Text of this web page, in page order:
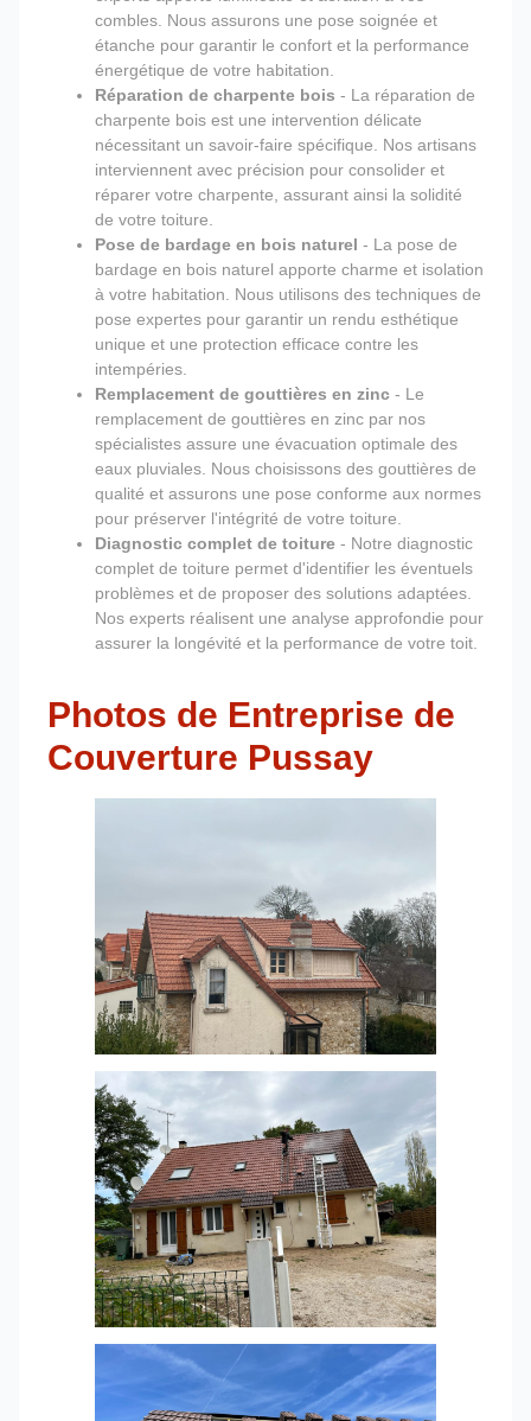
combles. Nous assurons une pose soignée et
étanche pour garantir le confort et la performance
énergétique de votre habitation.
Réparation de charpente bois - La réparation de
charpente bois est une intervention délicate
nécessitant un savoir-faire spécifique. Nos artisans
interviennent avec précision pour consolider et
réparer votre charpente, assurant ainsi la solidité
de votre toiture.
Pose de bardage en bois naturel - La pose de
bardage en bois naturel apporte charme et isolation
à votre habitation. Nous utilisons des techniques de
pose expertes pour garantir un rendu esthétique
unique et une protection efficace contre les
intempéries.
Remplacement de gouttières en zinc - Le
remplacement de gouttières en zinc par nos
spécialistes assure une évacuation optimale des
eaux pluviales. Nous choisissons des gouttières de
qualité et assurons une pose conforme aux normes
pour préserver l'intégrité de votre toiture.
Diagnostic complet de toiture - Notre diagnostic
complet de toiture permet d'identifier les éventuels
problèmes et de proposer des solutions adaptées.
Nos experts réalisent une analyse approfondie pour
assurer la longévité et la performance de votre toit.
Photos de Entreprise de
Couverture Pussay